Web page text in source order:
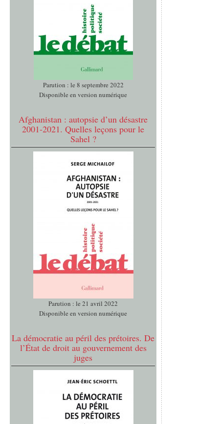
Parution : le 8 septembre 2022
Disponible en version numérique
Afghanistan : autopsie d’un désastre
2001-2021. Quelles leçons pour le
Sahel ?
Parution : le 21 avril 2022
Disponible en version numérique
La démocratie au péril des prétoires. De
l’État de droit au gouvernement des
juges